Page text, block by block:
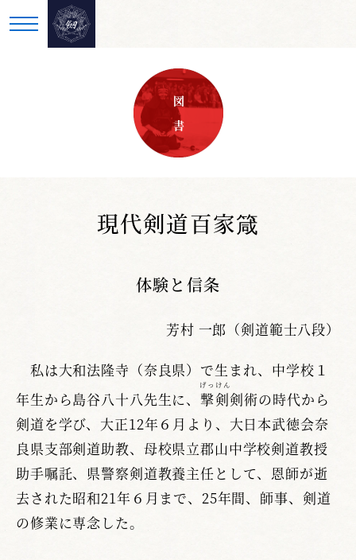
図 書
現代剣道百家箴
体験と信条
芳村 一郎（剣道範士八段）
私は大和法隆寺（奈良県）で生まれ、中学校１
年生から島谷八十八先生に、撃剣
げっけん
剣術の時代から
剣道を学び、大正12年６月より、大日本武徳会奈
良県支部剣道助教、母校県立郡山中学校剣道教授
助手嘱託、県警察剣道教養主任として、恩師が逝
去された昭和21年６月まで、25年間、師事、剣道
の修業に専念した。